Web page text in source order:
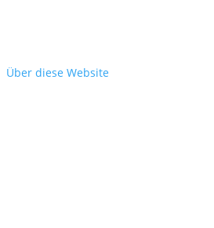
Über diese Website